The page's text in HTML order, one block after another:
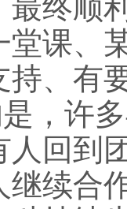
最终顺
堂课、
持、有
，许
人回到
继续合